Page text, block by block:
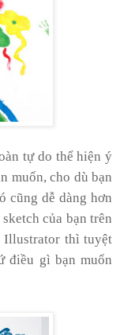
tự do thể hiện ý
muốn, cho dù bạn
cũng dễ dàng hơn
của bạn trên
Illustrator thì tuyệt
điều gì bạn muốn